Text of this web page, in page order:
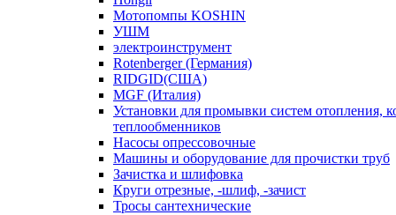
Мотопомпы KOSHIN
УШМ
электроинструмент
Rotenberger (Германия)
RIDGID(США)
MGF (Италия)
Установки для промывки систем отопления,
теплообменников
Насосы опрессовочные
Машины и оборудование для прочистки труб
Зачистка и шлифовка
Круги отрезные, -шлиф, -зачист
Тросы сантехнические